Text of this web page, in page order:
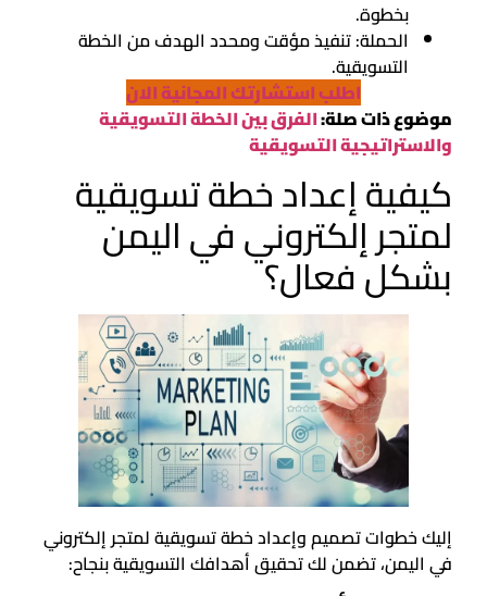
بخطوة.
الحملة: تنفيذ مؤقت ومحدد الهدف من الخطة
التسويقية.
اطلب استشارتك المجانية الان
موضوع ذات صلة:الفرق بين الخطة التسويقية
والاستراتيجية التسويقية
كيفية إعداد خطة تسويقية
لمتجر إلكتروني في اليمن
بشكل فعال؟
إليك خطوات تصميم وإعداد خطة تسويقية لمتجر إلكتروني
في اليمن، تضمن لك تحقيق أهدافك التسويقية بنجاح: